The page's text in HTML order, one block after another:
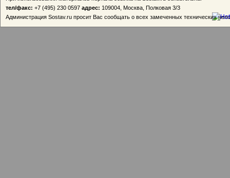
тел/факс: +7 (495) 230 0597 адрес: 109004, Москва, Полковая 3/3
Администрация Sostav.ru просит Вас сообщать о всех замеченных технических